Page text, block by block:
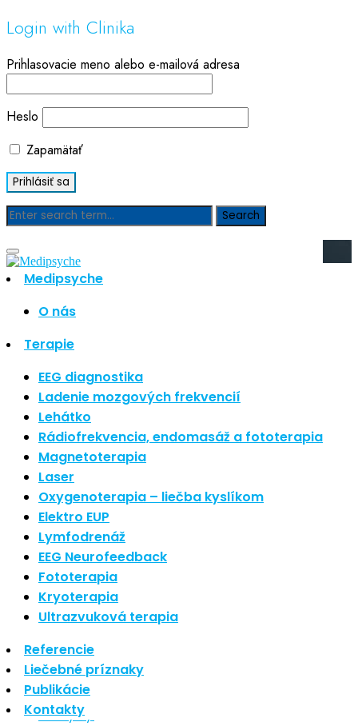
Login with Clinika
Prihlasovacie meno alebo e-mailová adresa
Heslo
Zapamätať
Medipsyche
O nás
Terapie
EEG diagnostika
Ladenie mozgových frekvencií
Lehátko
Rádiofrekvencia, endomasáž a fototerapia
Magnetoterapia
Laser
Oxygenoterapia – liečba kyslíkom
Elektro EUP
Lymfodrenáž
EEG Neurofeedback
Fototerapia
Kryoterapia
Ultrazvuková terapia
Referencie
Liečebné príznaky
Publikácie
Kontakty
Blog
Hľadať
Najnovšie články
Nové polarizované svetlo
So psoriázou netreba žiť
Rozšírenie služieb
Hudba a vývoj mozgu
Najnovšie komentáre
Žiadne komentáre na zobrazenie.
Archív
september 2021
apríl 2021
august 2020
Kategórie
Nezaradené
Skin Care
Zdravý štýl